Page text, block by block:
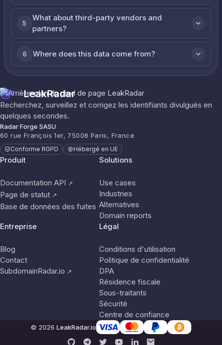
5
What about third-party vendors and
partners?
6 Where does this data come from?
LeakRadar
Recherchez, surveillez et corrigez les identifiants divulgués en
quelques secondes.
Radar Forge SASU
60 rue François 1er, 75008 Paris, France
Conforme RGPD Hébergé en UE
Produit
Documentation API ↗
Page de statut ↗
Base de données des fuites
Solutions
Use cases
Industries
Alternatives
Domain reports
Entreprise
Blog
Contact
SubdomainRadar.io ↗
Légal
Conditions d'utilisation
Politique de confidentialité
DPA
Résidence fiscale
Sous-traitants
Sécurité
Centre de confiance
© 2026 LeakRadar.io